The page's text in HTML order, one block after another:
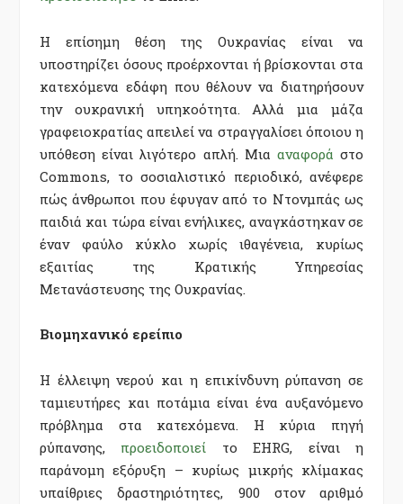
Η επίσημη θέση της Ουκρανίας είναι να
υποστηρίζει όσους προέρχονται ή βρίσκονται στα
κατεχόμενα εδάφη που θέλουν να διατηρήσουν
την ουκρανική υπηκοότητα. Αλλά μια μάζα
γραφειοκρατίας απειλεί να στραγγαλίσει όποιου η
υπόθεση είναι λιγότερο απλή. Μια αναφορά στο
Commons, το σοσιαλιστικό περιοδικό, ανέφερε
πώς άνθρωποι που έφυγαν από το Ντονμπάς ως
παιδιά και τώρα είναι ενήλικες, αναγκάστηκαν σε
έναν φαύλο κύκλο χωρίς ιθαγένεια, κυρίως
εξαιτίας της Κρατικής Υπηρεσίας
Μετανάστευσης της Ουκρανίας.
Βιομηχανικό ερείπιο
Η έλλειψη νερού και η επικίνδυνη ρύπανση σε
ταμιευτήρες και ποτάμια είναι ένα αυξανόμενο
πρόβλημα στα κατεχόμενα. Η κύρια πηγή
ρύπανσης, προειδοποιεί το EHRG, είναι η
παράνομη εξόρυξη – κυρίως μικρής κλίμακας
υπαίθριες δραστηριότητες, 900 στον αριθμό